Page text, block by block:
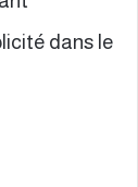
dans le